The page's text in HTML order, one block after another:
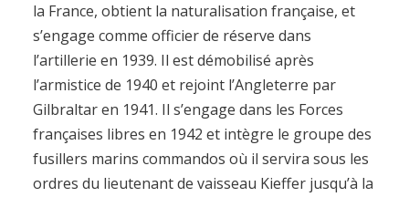
la France, obtient la naturalisation française, et
s’engage comme officier de réserve dans
l’artillerie en 1939. Il est démobilisé après
l’armistice de 1940 et rejoint l’Angleterre par
Gilbraltar en 1941. Il s’engage dans les Forces
françaises libres en 1942 et intègre le groupe des
fusillers marins commandos où il servira sous les
ordres du lieutenant de vaisseau Kieffer jusqu’à la